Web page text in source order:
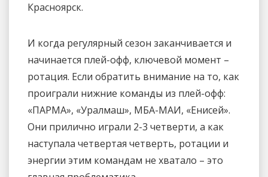
Красноярск.
И когда регулярный сезон заканчивается и
начинается плей-офф, ключевой момент –
ротация. Если обратить внимание на то, как
проиграли нижние команды из плей-офф:
«ПАРМА», «Уралмаш», МБА-МАИ, «Енисей».
Они прилично играли 2-3 четверти, а как
наступала четвертая четверть, ротации и
энергии этим командам не хватало – это